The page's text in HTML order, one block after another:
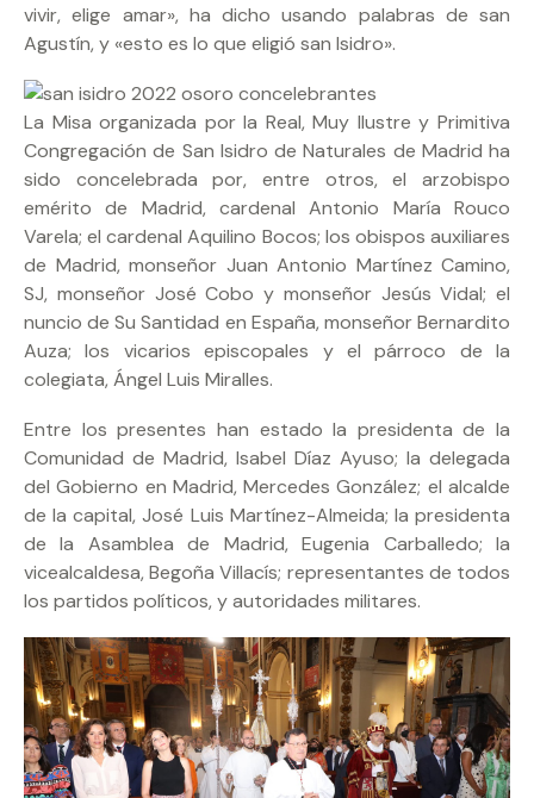
vivir, elige amar», ha dicho usando palabras de san
Agustín, y «esto es lo que eligió san Isidro».
La Misa organizada por la Real, Muy Ilustre y Primitiva
Congregación de San Isidro de Naturales de Madrid ha
sido concelebrada por, entre otros, el arzobispo
emérito de Madrid, cardenal Antonio María Rouco
Varela; el cardenal Aquilino Bocos; los obispos auxiliares
de Madrid, monseñor Juan Antonio Martínez Camino,
SJ, monseñor José Cobo y monseñor Jesús Vidal; el
nuncio de Su Santidad en España, monseñor Bernardito
Auza; los vicarios episcopales y el párroco de la
colegiata, Ángel Luis Miralles.
Entre los presentes han estado la presidenta de la
Comunidad de Madrid, Isabel Díaz Ayuso; la delegada
del Gobierno en Madrid, Mercedes González; el alcalde
de la capital, José Luis Martínez-Almeida; la presidenta
de la Asamblea de Madrid, Eugenia Carballedo; la
vicealcaldesa, Begoña Villacís; representantes de todos
los partidos políticos, y autoridades militares.